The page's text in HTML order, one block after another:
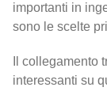
importanti in
sono le scelte
Il collegamento
interessanti su